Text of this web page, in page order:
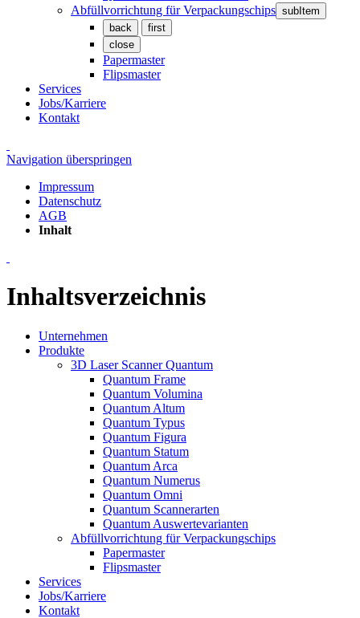
Abfüllvorrichtung für Verpackungschips subItem
back
first
close
Papermaster
Flipsmaster
Services
Jobs/Karriere
Kontakt
Navigation überspringen
Impressum
Datenschutz
AGB
Inhalt
Inhaltsverzeichnis
Unternehmen
Produkte
3D Laser Scanner Quantum
Quantum Frame
Quantum Volumina
Quantum Altum
Quantum Typus
Quantum Figura
Quantum Statum
Quantum Arca
Quantum Numerus
Quantum Omni
Quantum Scannerarten
Quantum Auswertevarianten
Abfüllvorrichtung für Verpackungschips
Papermaster
Flipsmaster
Services
Jobs/Karriere
Kontakt